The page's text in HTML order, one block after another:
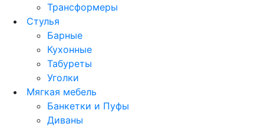
Трансформеры
Стулья
Барные
Кухонные
Табуреты
Уголки
Мягкая мебель
Банкетки и Пуфы
Диваны